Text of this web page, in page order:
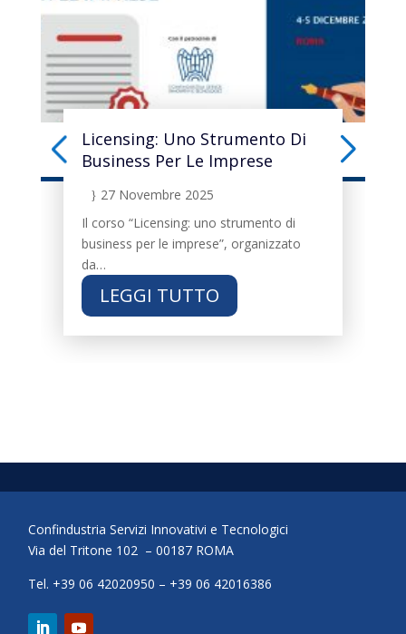
Licensing: Uno Strumento Di
Business Per Le Imprese
} 27 Novembre 2025
Il corso “Licensing: uno strumento di
business per le imprese”, organizzato
da…
LEGGI TUTTO
Confindustria Servizi Innovativi e Tecnologici
Via del Tritone 102 – 00187 ROMA
Tel. +39 06 42020950 – +39 06 42016386